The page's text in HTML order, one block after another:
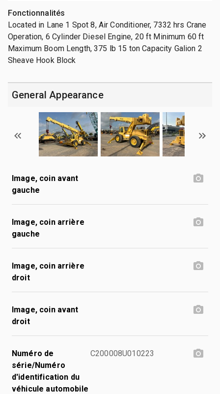
Fonctionnalités
Located in Lane 1 Spot 8, Air Conditioner, 7332 hrs Crane
Operation, 6 Cylinder Diesel Engine, 20 ft Minimum 60 ft
Maximum Boom Length, 375 lb 15 ton Capacity Galion 2
Sheave Hook Block
General Appearance
Image, coin avant
gauche
Image, coin arrière
gauche
Image, coin arrière
droit
Image, coin avant
droit
Numéro de
série/Numéro
d'identification du
véhicule automobile
C200008U010223